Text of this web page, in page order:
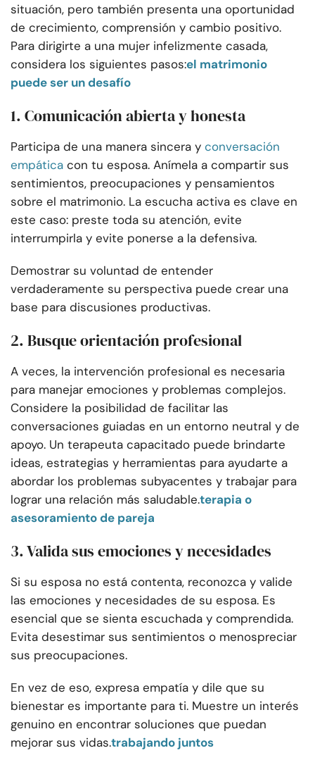
situación, pero también presenta una oportunidad
de crecimiento, comprensión y cambio positivo.
Para dirigirte a una mujer infelizmente casada,
considera los siguientes pasos:el matrimonio
puede ser un desafío
1. Comunicación abierta y honesta
Participa de una manera sincera y conversación
empática con tu esposa. Anímela a compartir sus
sentimientos, preocupaciones y pensamientos
sobre el matrimonio. La escucha activa es clave en
este caso: preste toda su atención, evite
interrumpirla y evite ponerse a la defensiva.
Demostrar su voluntad de entender
verdaderamente su perspectiva puede crear una
base para discusiones productivas.
2. Busque orientación profesional
A veces, la intervención profesional es necesaria
para manejar emociones y problemas complejos.
Considere la posibilidad de facilitar las
conversaciones guiadas en un entorno neutral y de
apoyo. Un terapeuta capacitado puede brindarte
ideas, estrategias y herramientas para ayudarte a
abordar los problemas subyacentes y trabajar para
lograr una relación más saludable.terapia o
asesoramiento de pareja
3. Valida sus emociones y necesidades
Si su esposa no está contenta, reconozca y valide
las emociones y necesidades de su esposa. Es
esencial que se sienta escuchada y comprendida.
Evita desestimar sus sentimientos o menospreciar
sus preocupaciones.
En vez de eso, expresa empatía y dile que su
bienestar es importante para ti. Muestre un interés
genuino en encontrar soluciones que puedan
mejorar sus vidas.trabajando juntos